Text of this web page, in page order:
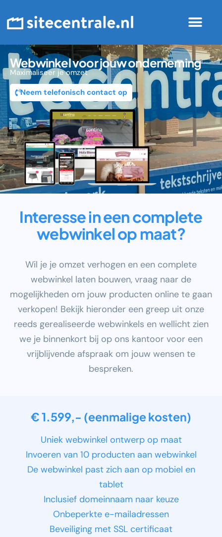
Webwinkel voor jouw onderneming
Maximaliseer je omzet
Neem telefonisch contact op
Interesse in een complete
webwinkel op maat?
Wil je je omzet verhogen en een complete
webwinkel laten bouwen, vraag naar de
mogelijkheden om jouw producten online te gaan
verkopen! Bekijk hieronder een greep uit onze
reeds gerealiseerde webwinkels en wellicht zien
we je binnenkort bij op ons kantoor voor een
vrijblijvende afspraak om jouw wensen te
bespreken.
€ 1.599,- (eenmalige kosten)
Uniek webwinkel ontwerp op maat
Invoeren van 10 producten aan webwinkel
De webwinkel past zich aan op mobiel en
tablet
Inclusief domeinnaam naar keuze
Onbeperkte e-mailadressen
Beveiliging met SSL certificaat